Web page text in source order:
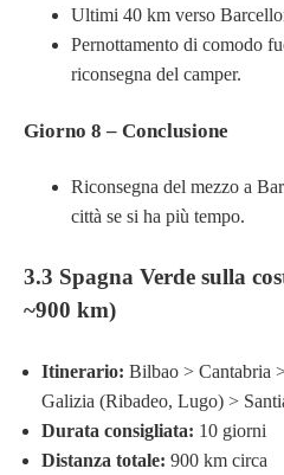
Ultimi 40 km verso
Pernottamento di comodo
riconsegna del camper.
Giorno 8 – Conclusione
Riconsegna del mezzo a
città se si ha più tempo.
3.3 Spagna Verde sulla
~900 km)
Itinerario: Bilbao > Cantabria
Galizia (Ribadeo, Lugo) >
Durata consigliata: 10 giorni
Distanza totale: 900 km circa